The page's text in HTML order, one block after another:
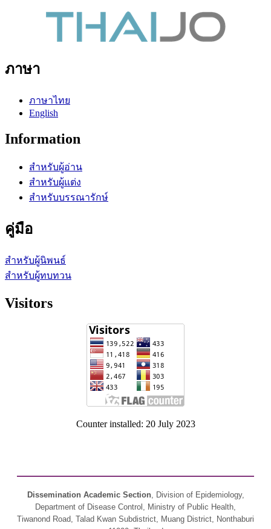
ภาษา
ภาษาไทย
English
Information
สำหรับผู้อ่าน
สำหรับผู้แต่ง
สำหรับบรรณารักษ์
คู่มือ
สำหรับผู้นิพนธ์
สำหรับผู้ทบทวน
Visitors
Counter installed: 20 July 2023
Dissemination Academic Section, Division of Epidemiology,
Department of Disease Control, Ministry of Public Health,
Tiwanond Road, Talad Kwan Subdistrict, Muang District, Nonthaburi